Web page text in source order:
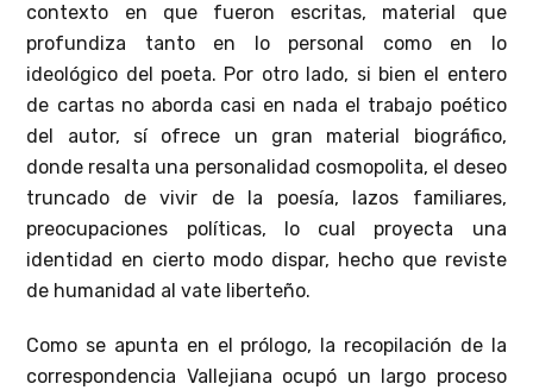
contexto en que fueron escritas, material que
profundiza tanto en lo personal como en lo
ideológico del poeta. Por otro lado, si bien el entero
de cartas no aborda casi en nada el trabajo poético
del autor, sí ofrece un gran material biográfico,
donde resalta una personalidad cosmopolita, el deseo
truncado de vivir de la poesía, lazos familiares,
preocupaciones políticas, lo cual proyecta una
identidad en cierto modo dispar, hecho que reviste
de humanidad al vate liberteño.
Como se apunta en el prólogo, la recopilación de la
correspondencia Vallejiana ocupó un largo proceso